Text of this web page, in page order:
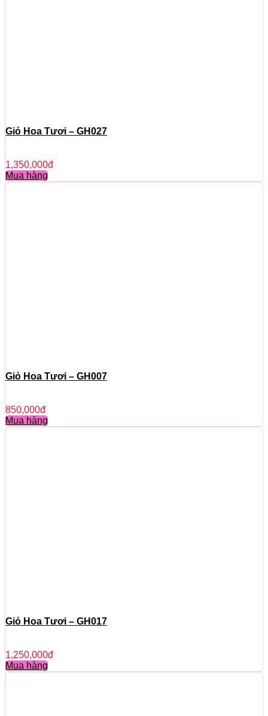
Giỏ Hoa Tươi – GH027
1,350,000đ
Mua hàng
Giỏ Hoa Tươi – GH007
850,000đ
Mua hàng
Giỏ Hoa Tươi – GH017
1,250,000đ
Mua hàng